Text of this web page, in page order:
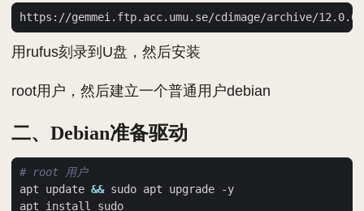
用rufus刻录到U盘，然后安装
root用户，然后建立一个普通用户debian
二、Debian准备驱动
# root 用户
apt update &&